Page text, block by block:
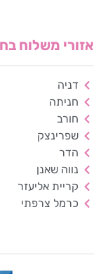
אזורי משלוח
דניה
חניתה
חורב
שפרינצק
הדר
נווה שאנן
קריית אליעזר
כרמל צרפתי
ניגודיות